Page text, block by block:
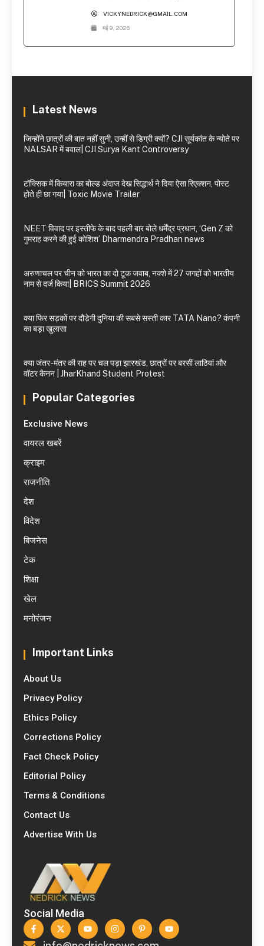
VICKYNEDRICK@GMAIL.COM
मई 9, 2026
Latest News
जिन्होंने छात्रों की बात नहीं सुनी, उन्हीं से डिग्री क्यों? CJI सूर्यकांत के न्योते पर
NALSAR में बवाल| CJI Surya Kant Controversy
टॉक्सिक में कियारा का बोल्ड अंदाज देख सिद्धार्थ ने दिया ऐसा रिएक्शन, पोस्ट
होते ही छा गया| Toxic Movie Trailer
NEET विवाद पर इस्तीफे के बाद पहली बार बोले धर्मेंद्र प्रधान, ‘Gen Z को
गुमराह करने की हुई कोशिश’ Dharmendra Pradhan news
अरुणाचल पर चीन को भारत का दो टूक जवाब, नक्शे में 27 जगहों को भारतीय
नाम से दर्ज किया| BRICS Summit 2026
क्या फिर सड़कों पर दौड़ेगी दुनिया की सबसे सस्ती कार TATA Nano? कंपनी
का बड़ा खुलासा
क्या जंतर-मंतर की राह पर चल पड़ा झारखंड, छात्रों पर बरसीं लाठियां और
वॉटर कैनन | JharKhand Student Protest
Popular Categories
Exclusive News
वायरल खबरें
क्राइम
राजनीति
देश
विदेश
बिजनेस
टेक
शिक्षा
खेल
मनोरंजन
Important Links
About Us
Privacy Policy
Ethics Policy
Corrections Policy
Fact Check Policy
Editorial Policy
Terms & Conditions
Contact Us
Advertise With Us
Social Media